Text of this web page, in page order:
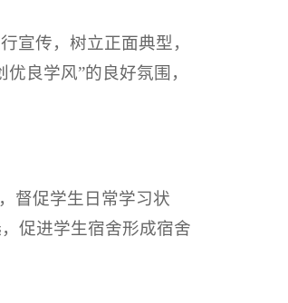
宣传，树立正面典型，
良学风”的良好氛围，
督促学生日常学习状
促进学生宿舍形成宿舍